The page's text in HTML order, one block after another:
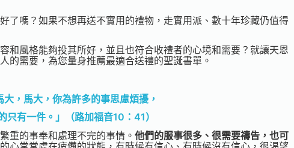
了嗎？如果不想再送不實用的禮物，走實用派、數十年珍藏仍值得
和風格能夠投其所好，並且也符合收禮者的心境和需要？就讓天恩
的需要，為您量身推薦最適合送禮的聖誕書單。
大，馬大，你為許多的事思慮煩擾，
只有一件。」（路加福音10：41）
重的事奉和處理不完的事情。 他們的服事很多、很需要禱告，也可